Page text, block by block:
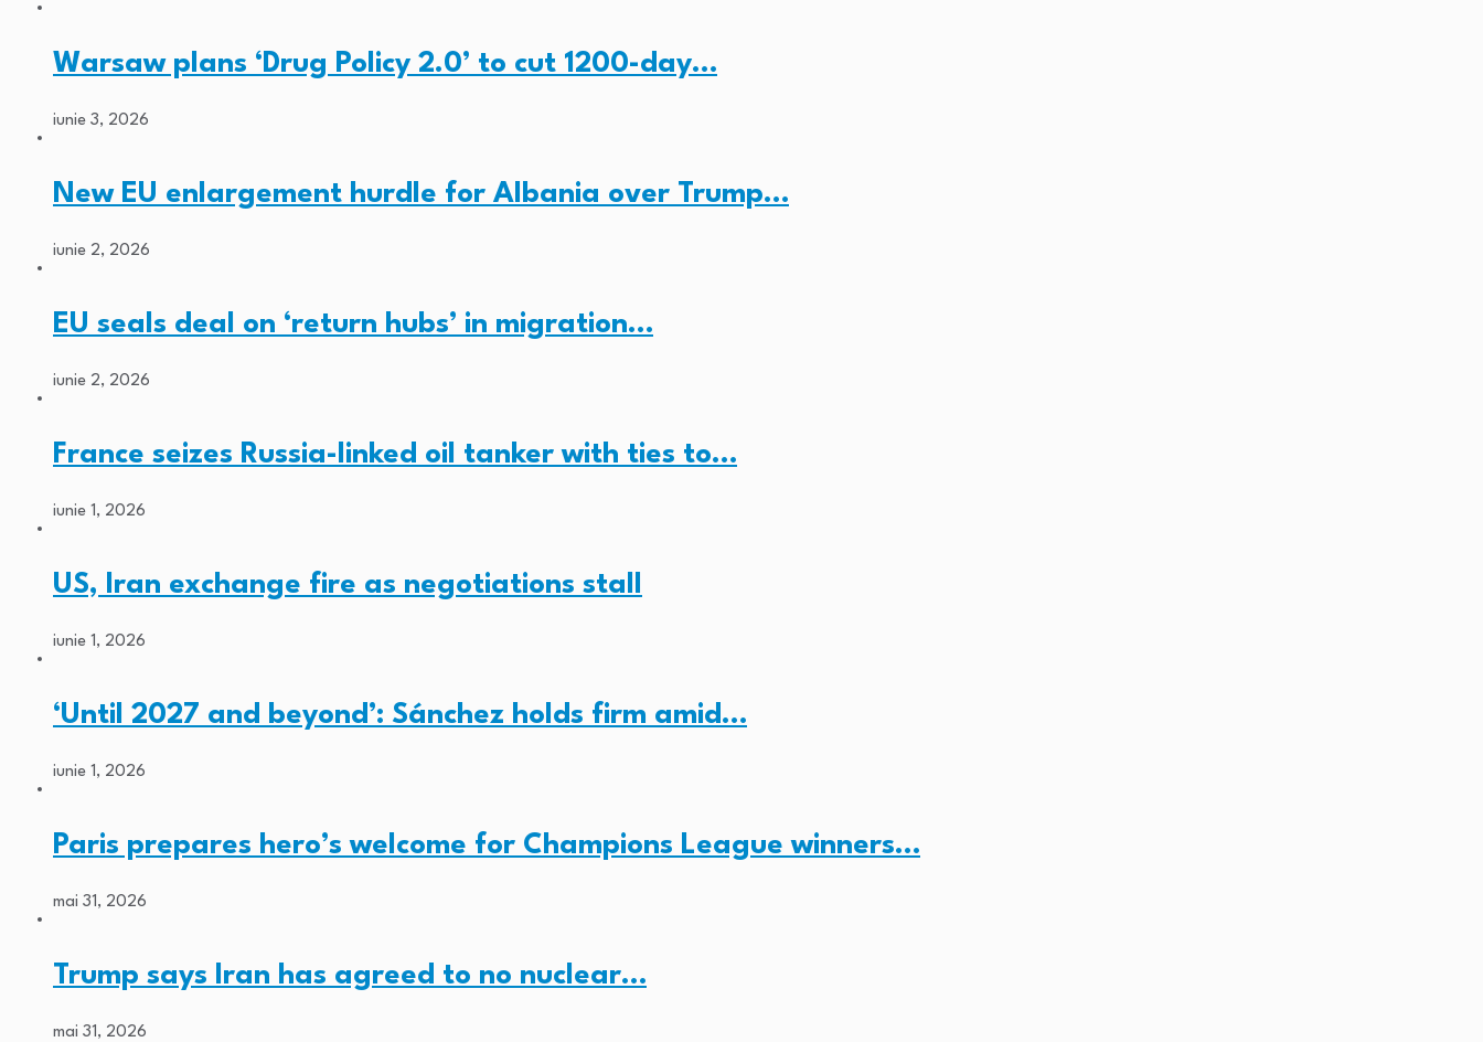
Warsaw plans ‘Drug Policy 2.0’ to cut 1200-day…
iunie 3, 2026
New EU enlargement hurdle for Albania over Trump…
iunie 2, 2026
EU seals deal on ‘return hubs’ in migration…
iunie 2, 2026
France seizes Russia-linked oil tanker with ties to…
iunie 1, 2026
US, Iran exchange fire as negotiations stall
iunie 1, 2026
‘Until 2027 and beyond’: Sánchez holds firm amid…
iunie 1, 2026
Paris prepares hero’s welcome for Champions League winners…
mai 31, 2026
Trump says Iran has agreed to no nuclear…
mai 31, 2026